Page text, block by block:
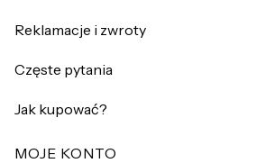
Reklamacje i zwroty
Częste pytania
Jak kupować?
MOJE KONTO